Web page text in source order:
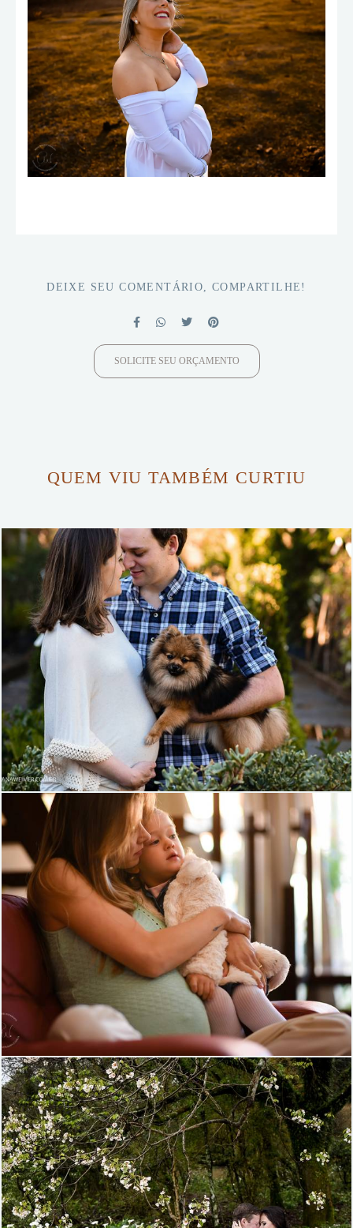
DEIXE SEU COMENTÁRIO, COMPARTILHE!
SOLICITE SEU ORÇAMENTO
QUEM VIU TAMBÉM CURTIU
2228 44
1711 25